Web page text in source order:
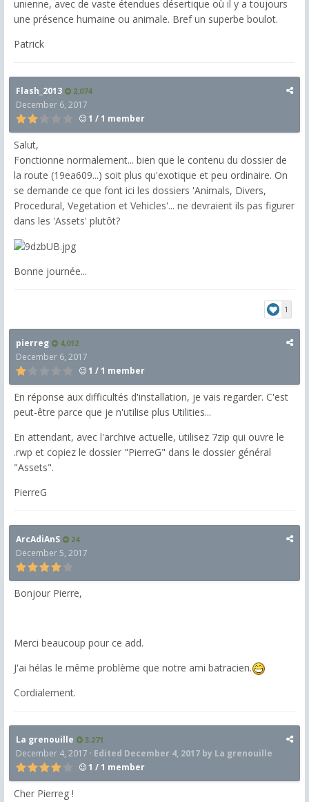
unienne, avec de vaste étendues désertique où il y a toujours
une présence humaine ou animale. Bref un superbe boulot.
Patrick
Flash_2013 2,074
December 6, 2017
1 / 1 member
Salut,
Fonctionne normalement... bien que le contenu du dossier de
la route (19ea609...) soit plus qu'exotique et peu ordinaire. On
se demande ce que font ici les dossiers 'Animals, Divers,
Procedural, Vegetation et Vehicles'... ne devraient ils pas figurer
dans les 'Assets' plutôt?
Bonne journée...
1
pierreg 4,012
December 6, 2017
1 / 1 member
En réponse aux difficultés d'installation, je vais regarder. C'est
peut-être parce que je n'utilise plus Utilities...
En attendant, avec l'archive actuelle, utilisez 7zip qui ouvre le
.rwp et copiez le dossier "PierreG" dans le dossier général
"Assets".
PierreG
ArcAdiAnS 24
December 5, 2017
Bonjour Pierre,
Merci beaucoup pour ce add.
J'ai hélas le même problème que notre ami batracien.
Cordialement.
La grenouille 3,271
December 4, 2017 · Edited December 4, 2017 by La grenouille
1 / 1 member
Cher Pierreg !